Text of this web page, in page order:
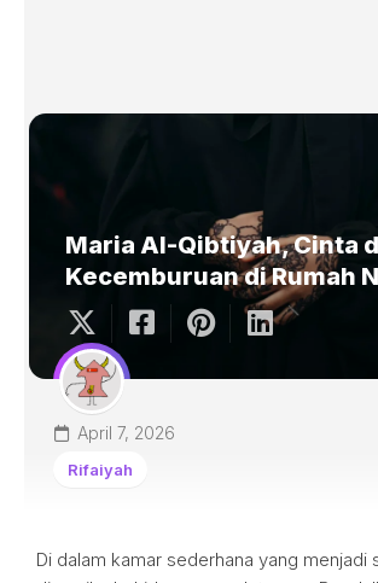
Maria Al-Qibtiyah, Cinta
Kecemburuan di Rumah
April 7, 2026
Rifaiyah
Di dalam kamar sederhana yang menjadi